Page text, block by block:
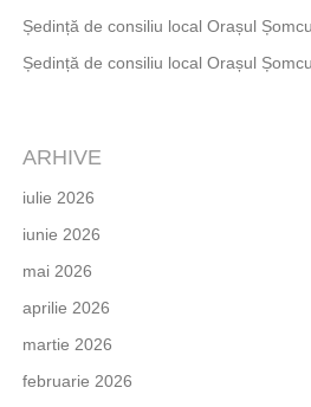
Ședință de consiliu local Orașul
Ședință de consiliu local Orașul
ARHIVE
iulie 2026
iunie 2026
mai 2026
aprilie 2026
martie 2026
februarie 2026